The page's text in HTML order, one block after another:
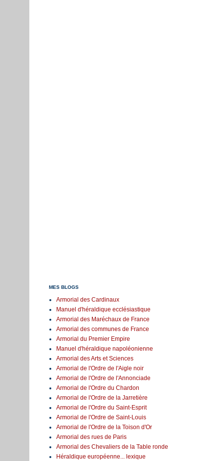
MES BLOGS
Armorial des Cardinaux
Manuel d'héraldique ecclésiastique
Armorial des Maréchaux de France
Armorial des communes de France
Armorial du Premier Empire
Manuel d'héraldique napoléonienne
Armorial des Arts et Sciences
Armorial de l'Ordre de l'Aigle noir
Armorial de l'Ordre de l'Annonciade
Armorial de l'Ordre du Chardon
Armorial de l'Ordre de la Jarretière
Armorial de l'Ordre du Saint-Esprit
Armorial de l'Ordre de Saint-Louis
Armorial de l'Ordre de la Toison d'Or
Armorial des rues de Paris
Armorial des Chevaliers de la Table ronde
Héraldique européenne... lexique